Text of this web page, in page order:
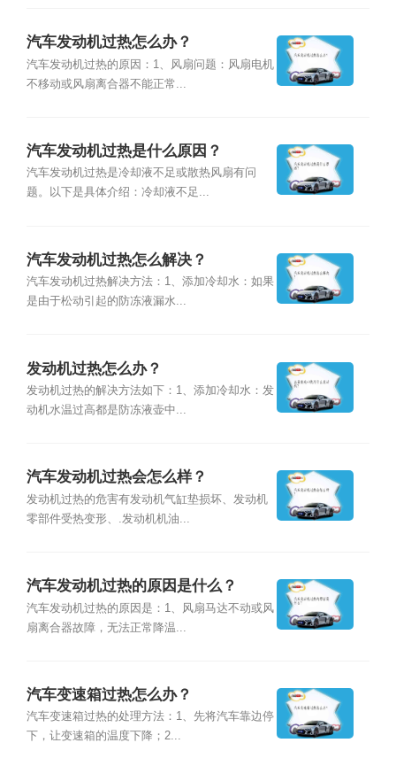
汽车发动机过热怎么办？
汽车发动机过热的原因：1、风扇问题：风扇电机
不移动或风扇离合器不能正常...
汽车发动机过热是什么原因？
汽车发动机过热是冷却液不足或散热风扇有问
题。以下是具体介绍：冷却液不足...
汽车发动机过热怎么解决？
汽车发动机过热解决方法：1、添加冷却水：如果
是由于松动引起的防冻液漏水...
发动机过热怎么办？
发动机过热的解决方法如下：1、添加冷却水：发
动机水温过高都是防冻液壶中...
汽车发动机过热会怎么样？
发动机过热的危害有发动机气缸垫损坏、发动机
零部件受热变形、.发动机机油...
汽车发动机过热的原因是什么？
汽车发动机过热的原因是：1、风扇马达不动或风
扇离合器故障，无法正常降温...
汽车变速箱过热怎么办？
汽车变速箱过热的处理方法：1、先将汽车靠边停
下，让变速箱的温度下降；2...